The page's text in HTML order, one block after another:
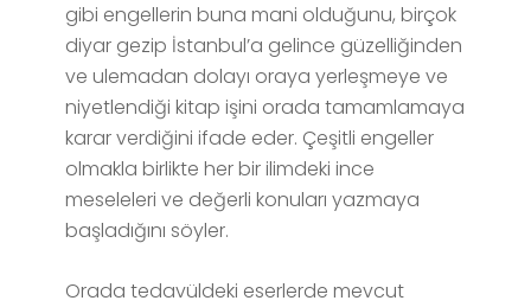
gibi engellerin buna mani olduğunu, birçok
diyar gezip İstanbul’a gelince güzelliğinden
ve ulemadan dolayı oraya yerleşmeye ve
niyetlendiği kitap işini orada tamamlamaya
karar verdiğini ifade eder. Çeşitli engeller
olmakla birlikte her bir ilimdeki ince
meseleleri ve değerli konuları yazmaya
başladığını söyler.
Orada tedavüldeki eserlerde mevcut